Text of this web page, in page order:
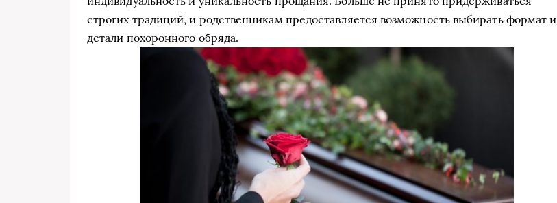
строгих традиций, и родственникам предоставляется возможность выбирать формат и
детали похоронного обряда.